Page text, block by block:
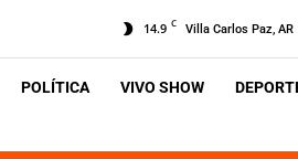
14.9 C Villa Carlos Paz, AR
POLÍTICA VIVO SHOW